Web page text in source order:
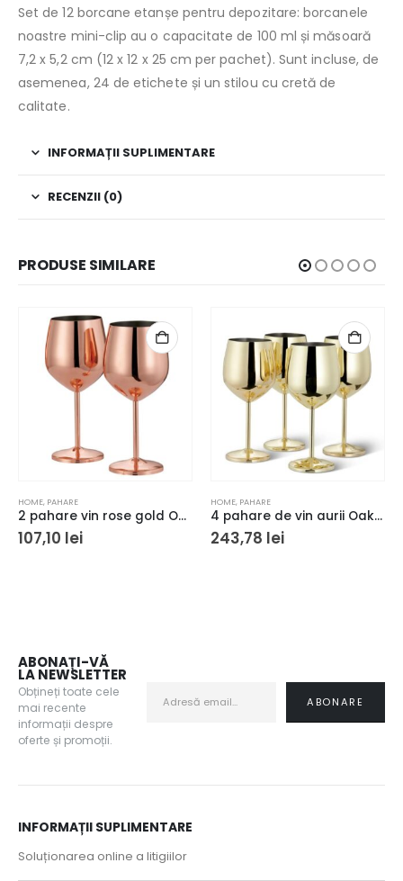
Set de 12 borcane etanșe pentru depozitare: borcanele
noastre mini-clip au o capacitate de 100 ml și măsoară
7,2 x 5,2 cm (12 x 12 x 25 cm per pachet). Sunt incluse, de
asemenea, 24 de etichete și un stilou cu cretă de
calitate.
INFORMAȚII SUPLIMENTARE
RECENZII (0)
PRODUSE SIMILARE
HOME, PAHARE
2 pahare vin rose gold Oak&Steel 500 ml
107,10 lei
HOME, PAHARE
4 pahare de vin aurii Oak&Steel 500 ml
243,78 lei
ABONAȚI-VĂ
LA NEWSLETTER
Obțineți toate cele
mai recente
informații despre
oferte și promoții.
INFORMAȚII SUPLIMENTARE
Soluționarea online a litigiilor